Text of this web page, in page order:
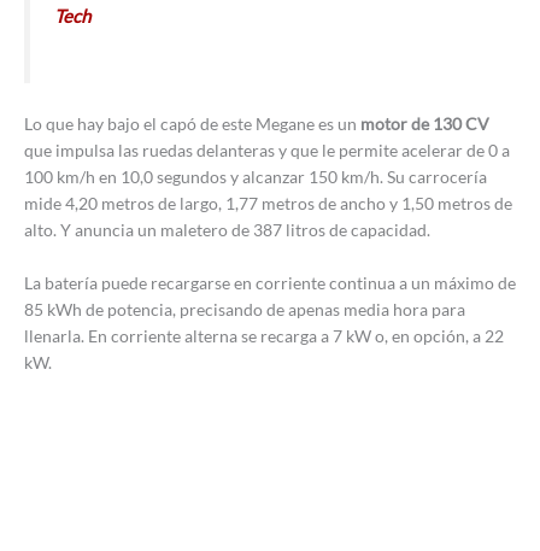
Tech
Lo que hay bajo el capó de este Megane es un motor de 130 CV
que impulsa las ruedas delanteras y que le permite acelerar de 0 a
100 km/h en 10,0 segundos y alcanzar 150 km/h. Su carrocería
mide 4,20 metros de largo, 1,77 metros de ancho y 1,50 metros de
alto. Y anuncia un maletero de 387 litros de capacidad.
La batería puede recargarse en corriente continua a un máximo de
85 kWh de potencia, precisando de apenas media hora para
llenarla. En corriente alterna se recarga a 7 kW o, en opción, a 22
kW.